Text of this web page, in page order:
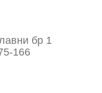
бр 1
166